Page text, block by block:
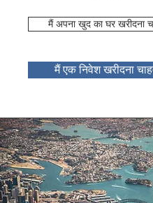
मैं अपना खुद का घर खरीदना
मैं एक निवेश खरीदना